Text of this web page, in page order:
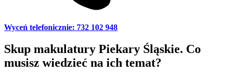
Wyceń telefonicznie: 732 102 948
Skup makulatury Piekary Śląskie. Co
musisz wiedzieć na ich temat?